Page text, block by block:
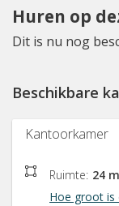
Huren op
Dit is nu nog
Beschikbare
Kantoorkamer
Ruimte: 24 m
Hoe groot is